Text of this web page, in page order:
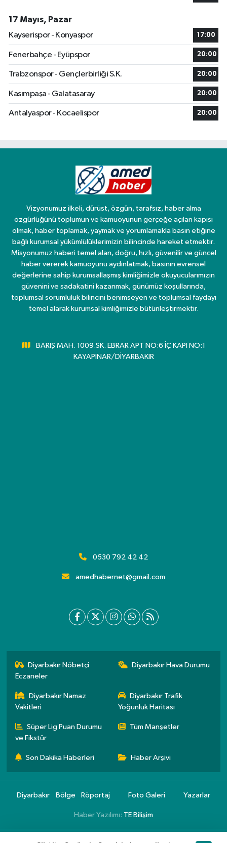
17 Mayıs, Pazar
Kayserispor - Konyaspor
17:00
Fenerbahçe - Eyüpspor 20:00
Trabzonspor - Gençlerbirliği S.K. 20:00
Kasımpaşa - Galatasaray 20:00
Antalyaspor - Kocaelispor 20:00
Vizyonumuz ilkeli, dürüst, özgün, tarafsız, haber alma
özgürlüğünü toplumun ve kamuoyunun gerçeğe açılan kapısı
olmak, haber toplamak, yaymak ve yorumlamakla basın etiğine
bağlı kurumsal yükümlülüklerimizin bilincinde hareket etmektir.
Misyonumuz haberi temel alan, doğru, hızlı, güvenilir ve güncel
haber vererek kamuoyunu aydınlatmak, basının evrensel
değerlerine sahip kurumsallaşmış kimliğimizle okuyucularımızın
güvenini ve sadakatini kazanmak, günümüz koşullarında,
toplumsal sorumluluk bilincini benimseyen ve toplumsal faydayı
temel alarak kurumsal kimliğimizle bütünleştirmektir.
BARIŞ MAH. 1009.SK. EBRAR APT NO:6 İÇ KAPI NO:1
KAYAPINAR/DİYARBAKIR
0530 792 42 42
amedhabernet@gmail.com
Diyarbakır Nöbetçi
Eczaneler
Diyarbakır Hava Durumu
Diyarbakır Namaz
Vakitleri
Diyarbakır Trafik
Yoğunluk Haritası
Süper Lig Puan Durumu
ve Fikstür
Tüm Manşetler
Son Dakika Haberleri Haber Arşivi
Diyarbakır Bölge Röportaj Foto Galeri Yazarlar
Haber Yazılımı: TE Bilişim